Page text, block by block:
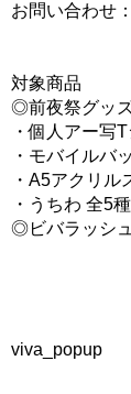
お問い合わせ
対象商品
◎前夜祭グッ
・個人アー写
・モバイルバ
・A5アクリル
・うちわ 全5
◎ビバラッシ
viva_popup